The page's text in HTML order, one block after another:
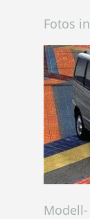
Fotos